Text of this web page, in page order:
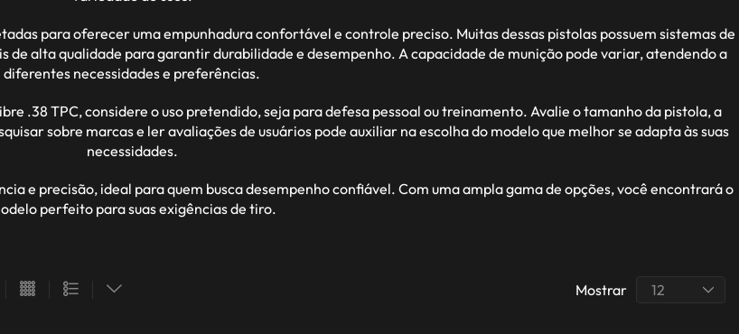
para oferecer uma empunhadura confortável e controle preciso. Muitas dessas pistolas possuem sistemas de
alta qualidade para garantir durabilidade e desempenho. A capacidade de munição pode variar, atendendo a
diferentes necessidades e preferências.
.38 TPC, considere o uso pretendido, seja para defesa pessoal ou treinamento. Avalie o tamanho da pistola, a
sobre marcas e ler avaliações de usuários pode auxiliar na escolha do modelo que melhor se adapta às suas
necessidades.
e precisão, ideal para quem busca desempenho confiável. Com uma ampla gama de opções, você encontrará o
perfeito para suas exigências de tiro.
Mostrar